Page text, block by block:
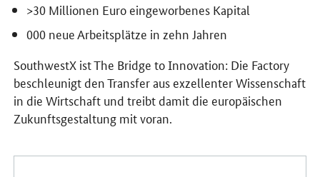
>30 Millionen Euro eingeworbenes Kapital
000 neue Arbeitsplätze in zehn Jahren
SouthwestX ist The Bridge to Innovation: Die Factory
beschleunigt den Transfer aus exzellenter Wissenschaft
in die Wirtschaft und treibt damit die europäischen
Zukunftsgestaltung mit voran.